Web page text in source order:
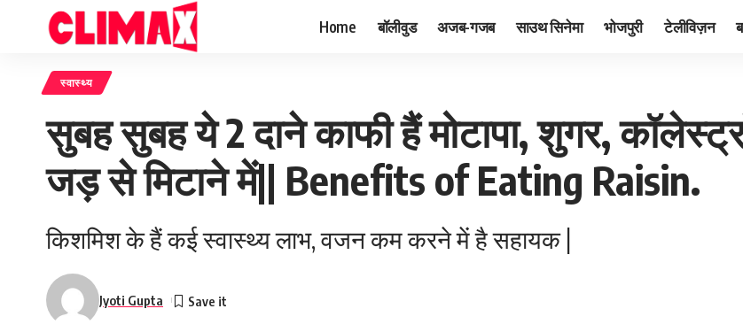
Home बॉलीवुड अजब-गजब साउथ सिनेमा भोजपुरी टेलीविज़न
स्वास्थ्य
सुबह सुबह ये 2 दाने काफी हैं मोटापा, शुगर,
जड़ से मिटाने में|| Benefits of Eating Raisin.
किशमिश के हैं कई स्वास्थ्य लाभ, वजन कम करने में है सहायक |
Jyoti Gupta